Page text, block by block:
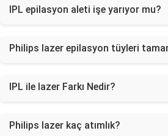
IPL epilasyon aleti işe yarıyor mu?
Philips lazer epilasyon tüyleri
IPL ile lazer Farkı Nedir?
Philips lazer kaç atımlık?